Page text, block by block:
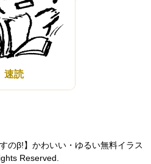
速読
のβ!】かわいい・ゆるい無料イラス
Reserved.